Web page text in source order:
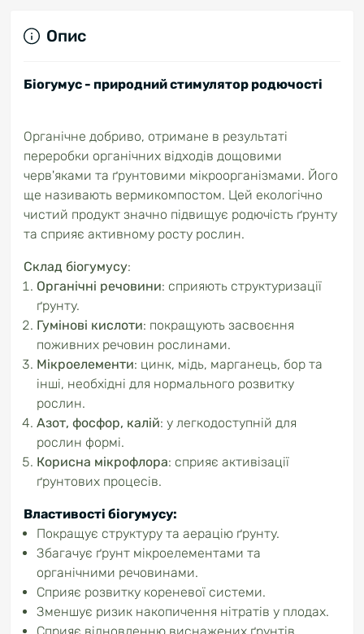
Опис
Біогумус - природний стимулятор родючості
Органічне добриво, отримане в результаті
переробки органічних відходів дощовими
черв'яками та ґрунтовими мікроорганізмами. Його
ще називають вермикомпостом. Цей екологічно
чистий продукт значно підвищує родючість ґрунту
та сприяє активному росту рослин.
Склад біогумусу:
Органічні речовини: сприяють структуризації
ґрунту.
Гумінові кислоти: покращують засвоєння
поживних речовин рослинами.
Мікроелементи: цинк, мідь, марганець, бор та
інші, необхідні для нормального розвитку
рослин.
Азот, фосфор, калій: у легкодоступній для
рослин формі.
Корисна мікрофлора: сприяє активізації
ґрунтових процесів.
Властивості біогумусу:
Покращує структуру та аерацію ґрунту.
Збагачує ґрунт мікроелементами та
органічними речовинами.
Сприяє розвитку кореневої системи.
Зменшує ризик накопичення нітратів у плодах.